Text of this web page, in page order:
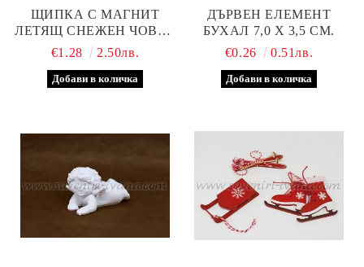
ЩИПКА С МАГНИТ
ЛЕТЯЩ СНЕЖЕН ЧОВЕК
5,5 Х 7,5 СМ.
€1.28 2.50лв.
ДЪРВЕН ЕЛЕМЕНТ
БУХАЛ 7,0 Х 3,5 СМ.
€0.26
0.51лв.